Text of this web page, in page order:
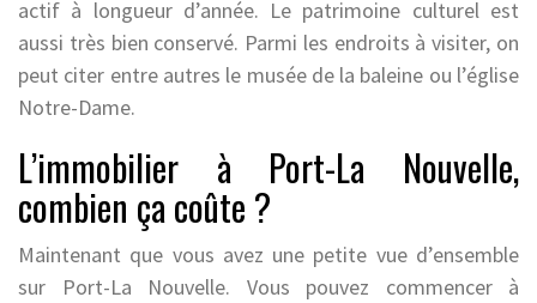
actif à longueur d’année. Le patrimoine culturel est
aussi très bien conservé. Parmi les endroits à visiter, on
peut citer entre autres le musée de la baleine ou l’église
Notre-Dame.
L’immobilier à Port-La Nouvelle,
combien ça coûte ?
Maintenant que vous avez une petite vue d’ensemble
sur Port-La Nouvelle. Vous pouvez commencer à